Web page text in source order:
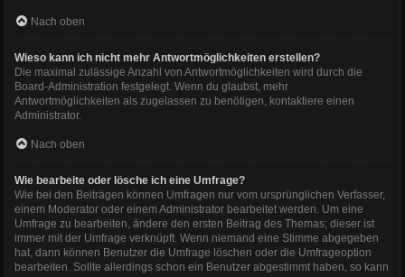
Nach oben
Wieso kann ich nicht mehr Antwortmöglichkeiten erstellen?
Die maximal zulässige Anzahl von Antwortmöglichkeiten wird durch die
Board-Administration festgelegt. Wenn du glaubst, mehr
Antwortmöglichkeiten als zugelassen zu benötigen, kontaktiere einen
Administrator.
Nach oben
Wie bearbeite oder lösche ich eine Umfrage?
Wie bei den Beiträgen können Umfragen nur vom ursprünglichen Verfasser,
einem Moderator oder einem Administrator bearbeitet werden. Um eine
Umfrage zu bearbeiten, ändere den ersten Beitrag des Themas; dieser ist
immer mit der Umfrage verknüpft. Wenn niemand eine Stimme abgegeben
hat, dann können Benutzer die Umfrage löschen oder die Umfrageoption
bearbeiten. Sollte allerdings schon ein Benutzer abgestimmt haben, so kann